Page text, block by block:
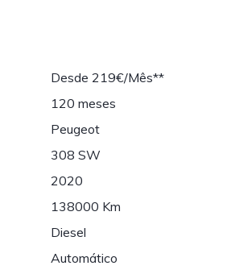
Desde 219€/Mês**
120 meses
Peugeot
308 SW
2020
138000 Km
Diesel
Automático